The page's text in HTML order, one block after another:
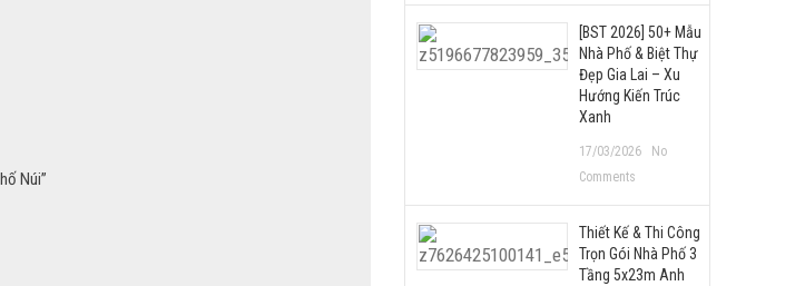
Núi”
[BST 2026] 50+ Mẫu
Nhà Phố & Biệt Thự
Đẹp Gia Lai – Xu
Hướng Kiến Trúc
Xanh
17/03/2026
No
Comments
Thiết Kế & Thi Công
Trọn Gói Nhà Phố 3
Tầng 5x23m Anh